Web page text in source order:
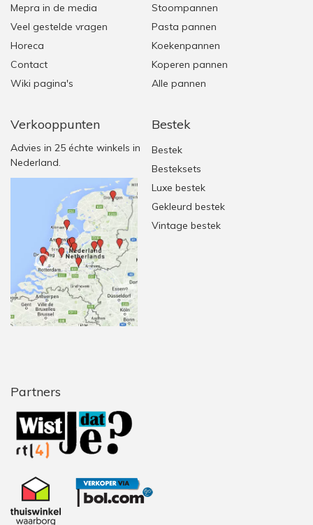
Mepra in de media
Veel gestelde vragen
Horeca
Contact
Wiki pagina's
Verkooppunten
Advies in 25 échte winkels in
Nederland.
Stoompannen
Pasta pannen
Koekenpannen
Koperen pannen
Alle pannen
Bestek
Bestek
Besteksets
Luxe bestek
Gekleurd bestek
Vintage bestek
Partners